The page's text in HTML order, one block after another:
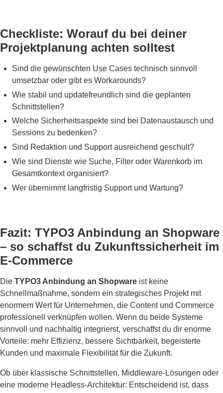
Checkliste: Worauf du bei deiner
Projektplanung achten solltest
Sind die gewünschten Use Cases technisch sinnvoll
umsetzbar oder gibt es Workarounds?
Wie stabil und updatefreundlich sind die geplanten
Schnittstellen?
Welche Sicherheitsaspekte sind bei Datenaustausch und
Sessions zu bedenken?
Sind Redaktion und Support ausreichend geschult?
Wie sind Dienste wie Suche, Filter oder Warenkorb im
Gesamtkontext organisiert?
Wer übernimmt langfristig Support und Wartung?
Fazit: TYPO3 Anbindung an Shopware
– so schaffst du Zukunftssicherheit im
E-Commerce
Die TYPO3 Anbindung an Shopware ist keine
Schnellmaßnahme, sondern ein strategisches Projekt mit
enormem Wert für Unternehmen, die Content und Commerce
professionell verknüpfen wollen. Wenn du beide Systeme
sinnvoll und nachhaltig integrierst, verschaffst du dir enorme
Vorteile: mehr Effizienz, bessere Sichtbarkeit, begeisterte
Kunden und maximale Flexibilität für die Zukunft.
Ob über klassische Schnittstellen, Middleware-Lösungen oder
eine moderne Headless-Architektur: Entscheidend ist, dass